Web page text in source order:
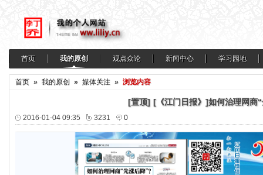
首页 我的原创 观点众论 新闻中心 学习园地
首页 » 我的原创 » 媒体关注 » 浏览内容
[置顶] [《江门日报》]如何治理网商
2016-01-04 09:35 3231 0